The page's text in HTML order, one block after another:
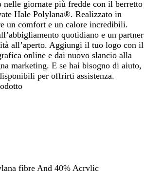
nelle giornate più fredde con il berretto
Hale Polylana®. Realizzato in
un comfort e un calore incredibili.
quotidiano e un partner
all’aperto. Aggiungi il tuo logo con il
online e dai nuovo slancio alla
marketing. E se hai bisogno di aiuto,
per offrirti assistenza.
fibre And 40% Acrylic